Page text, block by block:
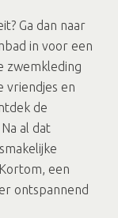
Ga dan naar
in voor een
zwemkleding
vriendjes en
de
al dat
een
ontspannend